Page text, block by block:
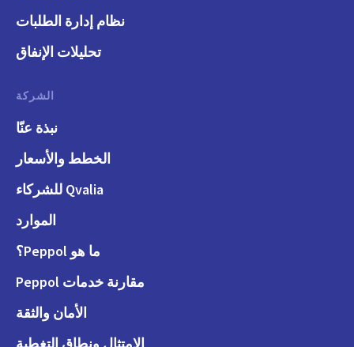
نظام إدارة الطلبات
تحليلات الإنفاق
الشركة
نبذة عنّا
الخطط والأسعار
Qvalia للشركاء
الموارد
ما هو Peppol؟
مقارنة خدمات Peppol
الأمان والثقة
الامتثال ونطاق التغطية